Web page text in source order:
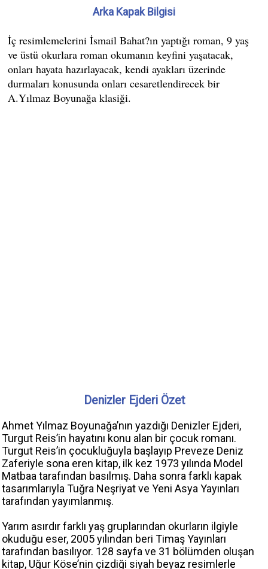
Arka Kapak Bilgisi
Denizler Ejderi Özet
Ahmet Yılmaz Boyunağa’nın yazdığı Denizler Ejderi,
Turgut Reis’in hayatını konu alan bir çocuk romanı.
Turgut Reis’in çocukluğuyla başlayıp Preveze Deniz
Zaferiyle sona eren kitap, ilk kez 1973 yılında Model
Matbaa tarafından basılmış. Daha sonra farklı kapak
tasarımlarıyla Tuğra Neşriyat ve Yeni Asya Yayınları
tarafından yayımlanmış.
Yarım asırdır farklı yaş gruplarından okurların ilgiyle
okuduğu eser, 2005 yılından beri Timaş Yayınları
tarafından basılıyor. 128 sayfa ve 31 bölümden oluşan
kitap, Uğur Köse’nin çizdiği siyah beyaz resimlerle